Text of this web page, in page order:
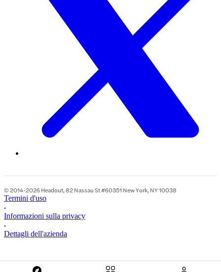
© 2014-2026 Headout, 82 Nassau St #60351 New York, NY 10038
Termini d'uso
•
Informazioni sulla privacy
•
Dettagli dell'azienda